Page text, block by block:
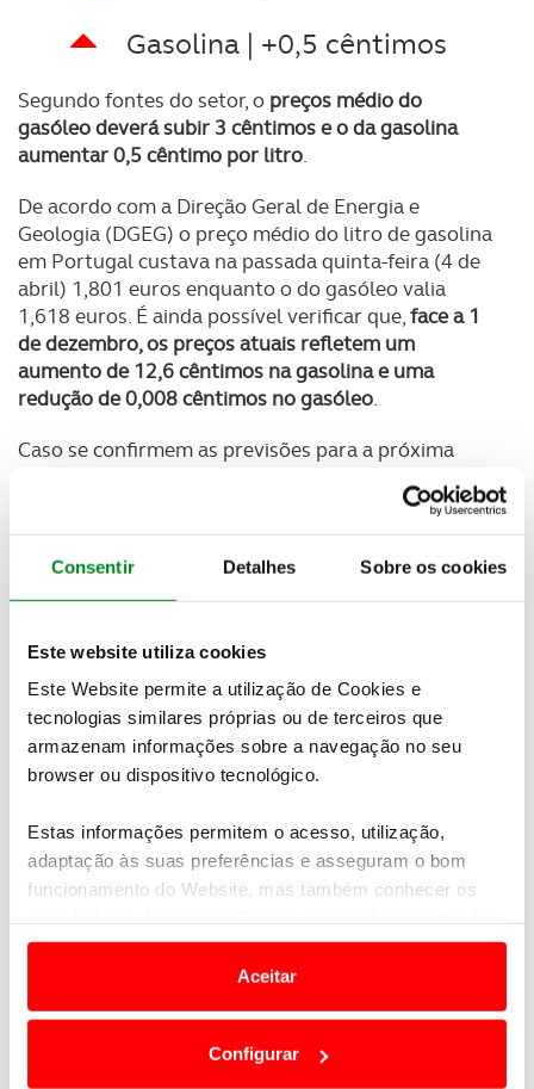
Consentir Detalhes Sobre os cookies
Este website utiliza cookies
Este Website permite a utilização de Cookies e
tecnologias similares próprias ou de terceiros que
armazenam informações sobre a navegação no seu
browser ou dispositivo tecnológico.
Estas informações permitem o acesso, utilização,
adaptação às suas preferências e asseguram o bom
funcionamento do Website, mas também conhecer os
e anúncios de modo a promover produtos e/ou serviços.
Em alguns casos, a utilização destas tecnologias
termos e a todo o tempo as suas preferências e limitando
Aceitar
Configurar
Gasolina | +0,5 cêntimos
Segundo fontes do setor, o preços médio do
gasóleo deverá subir 3 cêntimos e o da gasolina
aumentar 0,5 cêntimo por litro.
De acordo com a Direção Geral de Energia e
Geologia (DGEG) o preço médio do litro de gasolina
em Portugal custava na passada quinta-feira (4 de
abril) 1,801 euros enquanto o do gasóleo valia
1,618 euros. É ainda possível verificar que,face a 1
de dezembro, os preços atuais refletem um
aumento de 12,6 cêntimos na gasolina e uma
redução de 0,008 cêntimos no gasóleo.
Caso se confirmem as previsões para a próxima
gasolina
simples 95 deverá subir para 1,806 €/l.
assunção da manutenção dasmedidas
governo, para mitigar o aumento dos preços.
Fonte: DGEG